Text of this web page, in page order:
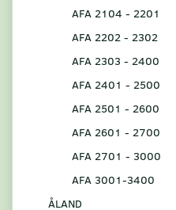
AFA 2104 - 2201
AFA 2202 - 2302
AFA 2303 - 2400
AFA 2401 - 2500
AFA 2501 - 2600
AFA 2601 - 2700
AFA 2701 - 3000
AFA 3001-3400
ÅLAND